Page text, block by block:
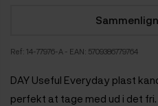
Ref: 14-77976-A - EAN: 5709386779764
DAY Useful Everyday plast
perfekt at tage med ud i det fri.